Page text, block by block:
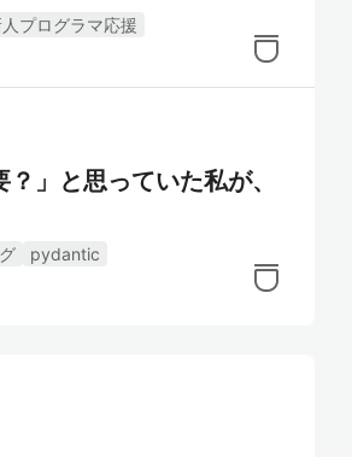
人プログラマ応援
」と思っていた私が、
pydantic